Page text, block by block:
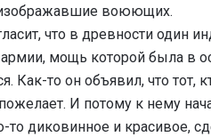
воюющих.
что в древности один
мощь которой была в
Как-то он объявил, что тот,
пожелает. И потому к нему
то диковинное и красивое,